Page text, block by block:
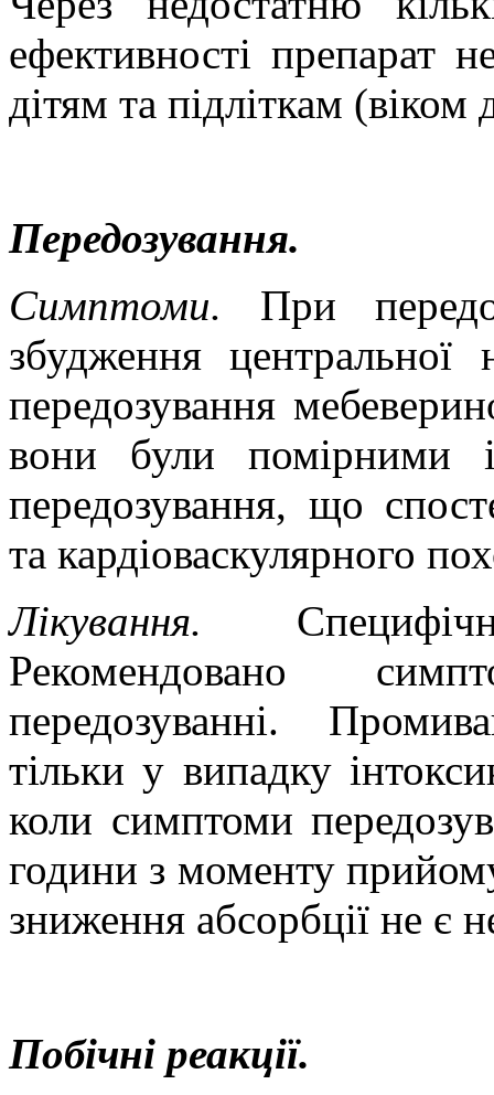
ефективності препарат
дітям та підліткам (віком
Передозування.
Симптоми. При
збудження
передозування
вони були помірними
передозування, що
та кардіоваскулярного
Лікування.
Рекомендовано
передозуванні.
тільки у випадку
коли симптоми
години з моменту
зниження абсорбції не є
Побічні реакції.